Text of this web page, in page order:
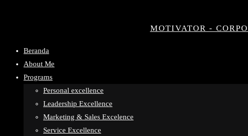
MOTIVATOR -
Beranda
About Me
Programs
Personal excellence
Leadership Excellence
Marketing & Sales Excelence
Service Excellence